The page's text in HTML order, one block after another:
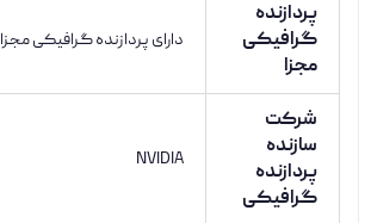
پردازنده
گرافیکی
مجزا
دارای پردازنده گرافیکی مجزا
شرکت
سازنده
پردازنده
گرافیکی
NVIDIA